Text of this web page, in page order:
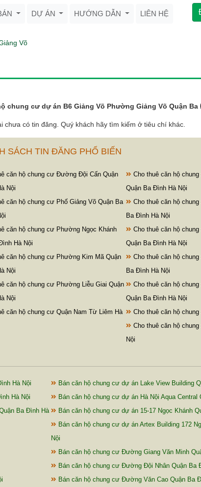
DỰ ÁN HƯỚNG DẪN LIÊN HỆ
Võ
chung cư dự án B6 Giảng Võ Phường Giảng Võ Quận Ba
chưa có tin đăng. Quý khách hãy tìm kiếm ở tiêu chí khác.
SÁCH TIN ĐĂNG PHỔ BIẾN
căn hộ chung cư Đường Đội Cấn Quận
Nội
Cho thuê căn hộ
Quận Ba Đình Hà Nội
căn hộ chung cư Phố Giảng Võ Quận Ba
Cho thuê căn hộ
Ba Đình Hà Nội
căn hộ chung cư Phường Ngọc Khánh
Hà Nội
Cho thuê căn hộ
Quận Ba Đình Hà Nội
căn hộ chung cư Phường Kim Mã Quận
Nội
Cho thuê căn hộ
Ba Đình Hà Nội
căn hộ chung cư Phường Liễu Giai Quận
Nội
Cho thuê căn hộ
Quận Ba Đình Hà Nội
căn hộ chung cư Quận Nam Từ Liêm Hà
Cho thuê căn hộ
Cho thuê căn hộ
Nội
Hà Nội
Bán căn hộ chung cư dự án Lake View Building
Hà Nội
Bán căn hộ chung cư dự án Hà Nội Aqua Central
Ba Đình Hà
Bán căn hộ chung cư dự án 15-17 Ngọc Khánh
Bán căn hộ chung cư dự án Artex Building 172
Nội
Bán căn hộ chung cư Đường Giang Văn Minh
Bán căn hộ chung cư Đường Đội Nhân Quận Ba
Bán căn hộ chung cư Đường Văn Cao Quận Ba